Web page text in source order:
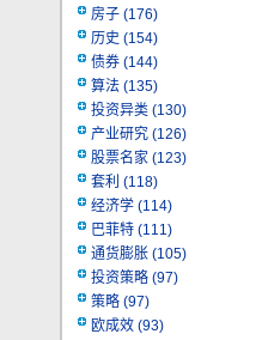
房子 (176)
历史 (154)
债券 (144)
算法 (135)
投资异类 (130)
产业研究 (126)
股票名家 (123)
套利 (118)
经济学 (114)
巴菲特 (111)
通货膨胀 (105)
投资策略 (97)
策略 (97)
欧成效 (93)